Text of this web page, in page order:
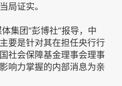
局证实。
集团“彭博社”报导，中
要是针对其在担任央行行
社会保障基金理事会理事
响力掌握的内部消息为亲